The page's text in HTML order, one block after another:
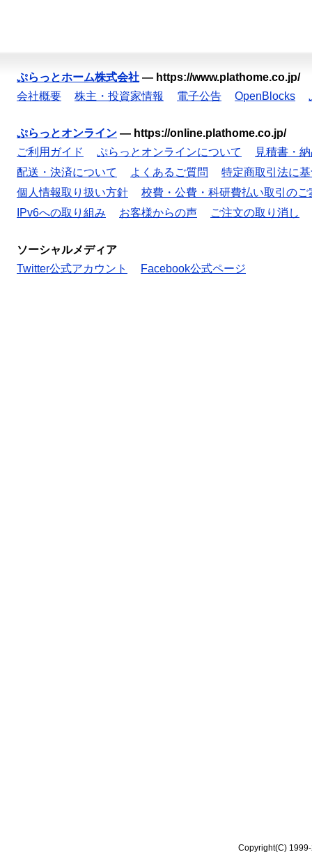
ぷらっとホーム株式会社 — https://www.plathome.co.jp/
会社概要
株主・投資家情報 電子公告 OpenBlocks
ぷらっとオンライン — https://online.plathome.co.jp/
ご利用ガイド
ぷらっとオンラインについて
見積書・
配送・決済について
よくあるご質問
特定商取引法に
個人情報取り扱い方針
校費・公費・科研費払い取引のご
IPv6への取り組み
お客様からの声 ご注文の取り消し
ソーシャルメディア
Twitter公式アカウント
Facebook公式ページ
Copyright(C)